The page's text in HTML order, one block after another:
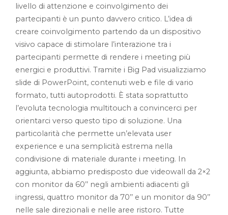
livello di attenzione e coinvolgimento dei
partecipanti è un punto davvero critico. L’idea di
creare coinvolgimento partendo da un dispositivo
visivo capace di stimolare l’interazione tra i
partecipanti permette di rendere i meeting più
energici e produttivi. Tramite i Big Pad visualizziamo
slide di PowerPoint, contenuti web e file di vario
formato, tutti autoprodotti. È stata soprattutto
l’evoluta tecnologia multitouch a convincerci per
orientarci verso questo tipo di soluzione. Una
particolarità che permette un’elevata user
experience e una semplicità estrema nella
condivisione di materiale durante i meeting. In
aggiunta, abbiamo predisposto due videowall da 2×2
con monitor da 60’’ negli ambienti adiacenti gli
ingressi, quattro monitor da 70’’ e un monitor da 90’’
nelle sale direzionali e nelle aree ristoro. Tutte